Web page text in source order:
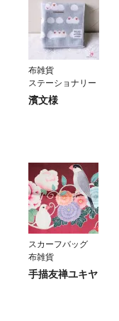
布雑貨
ステーショナリー
濱文様
スカーフバッグ
布雑貨
手描友禅ユキヤ